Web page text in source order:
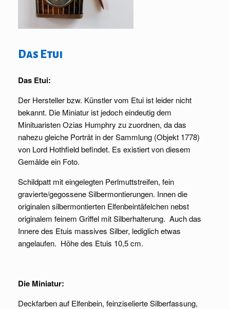
Das Etui
Das Etui:
Der Hersteller bzw. Künstler vom Etui ist leider nicht
bekannt. Die Miniatur ist jedoch eindeutig dem
Minituaristen Ozias Humphry zu zuordnen, da das
nahezu gleiche Porträt in der Sammlung (Objekt 1778)
von Lord Hothfield befindet. Es existiert von diesem
Gemälde ein Foto.
Schildpatt mit eingelegten Perlmuttstreifen, fein
gravierte/gegossene Silbermontierungen. Innen die
originalen silbermontierten Elfenbeintäfelchen nebst
originalem feinem Griffel mit Silberhalterung. Auch das
Innere des Etuis massives Silber, lediglich etwas
angelaufen. Höhe des Etuis 10,5 cm.
Die Miniatur:
Deckfarben auf Elfenbein, feinziselierte Silberfassung,